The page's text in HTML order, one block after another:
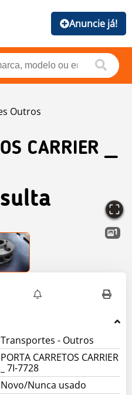
Anuncie já!
Outros
CARRIER _
1
PORTA CARRETOS CARRIER
_ 7I-7728
Novo/Nunca usado